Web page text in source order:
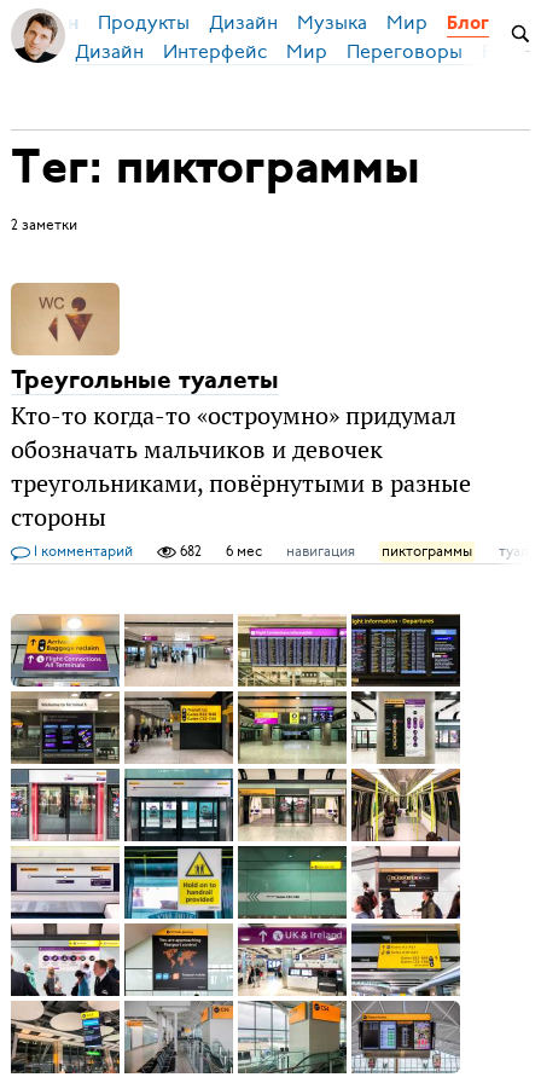
Бирман Продукты Дизайн Музыка Мир Блог
Дизайн Интерфейс Мир Переговоры
Тег: пиктограммы
2 заметки
Треугольные туалеты
Кто-то когда-то «остроумно» придумал
обозначать мальчиков и девочек
треугольниками, повёрнутыми в разные
стороны
1 комментарий 682 6 мес навигация пиктограммы